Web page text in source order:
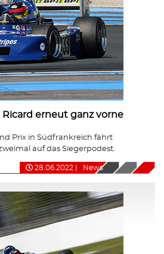
Ricard erneut ganz vorne
Prix in Südfrankreich fährt
auf das Siegerpodest.
28.06.2022 News